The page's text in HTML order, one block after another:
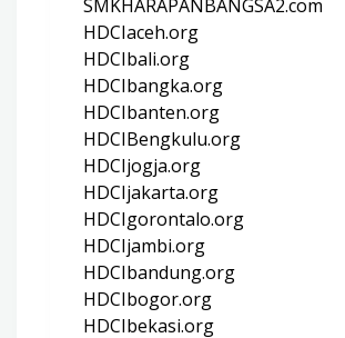
SMKHARAPANBANGSA2.com
HDCIaceh.org
HDCIbali.org
HDCIbangka.org
HDCIbanten.org
HDCIBengkulu.org
HDCIjogja.org
HDCIjakarta.org
HDCIgorontalo.org
HDCIjambi.org
HDCIbandung.org
HDCIbogor.org
HDCIbekasi.org